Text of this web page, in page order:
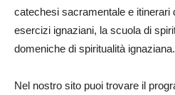
catechesi sacramentale e itinerari
esercizi ignaziani, la scuola di
domeniche di spiritualità ignaziana.
Nel nostro sito puoi trovare il